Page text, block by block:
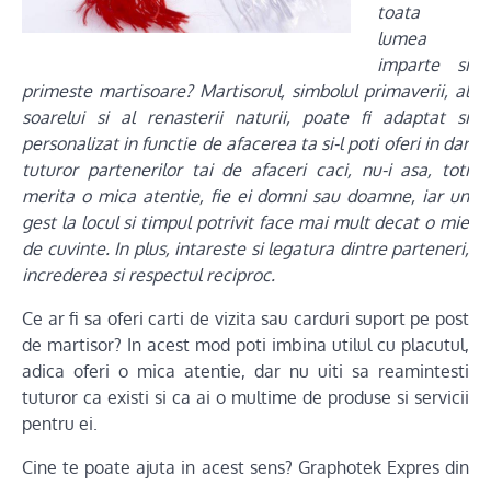
toata
lumea
imparte si
primeste martisoare? Martisorul, simbolul primaverii, al
soarelui si al renasterii naturii, poate fi adaptat si
personalizat in functie de afacerea ta si-l poti oferi in dar
tuturor partenerilor tai de afaceri caci, nu-i asa, toti
merita o mica atentie, fie ei domni sau doamne, iar un
gest la locul si timpul potrivit face mai mult decat o mie
de cuvinte. In plus, intareste si legatura dintre parteneri,
increderea si respectul reciproc.
Ce ar fi sa oferi carti de vizita sau carduri suport pe post
de martisor? In acest mod poti imbina utilul cu placutul,
adica oferi o mica atentie, dar nu uiti sa reamintesti
tuturor ca existi si ca ai o multime de produse si servicii
pentru ei.
Cine te poate ajuta in acest sens? Graphotek Expres din